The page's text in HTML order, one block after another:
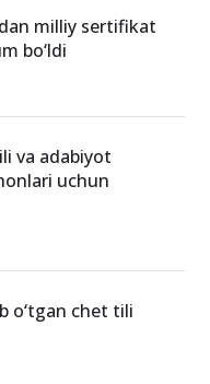
milliy sertifikat
bo‘ldi
va adabiyot
uchun
o‘tgan chet tili